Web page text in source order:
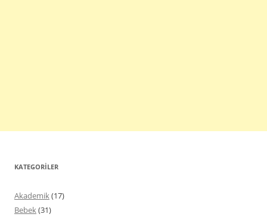
KATEGORILER
Akademik(17)
Bebek(31)